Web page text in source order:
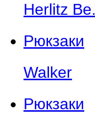
Herlitz
Рюкзаки
Walker
Рюкзаки